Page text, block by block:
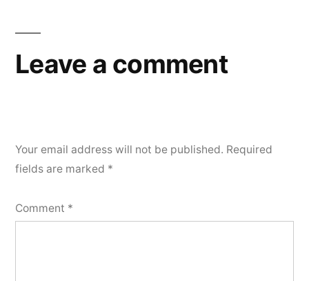
Leave a comment
Your email address will not be published. Required
fields are marked *
Comment *